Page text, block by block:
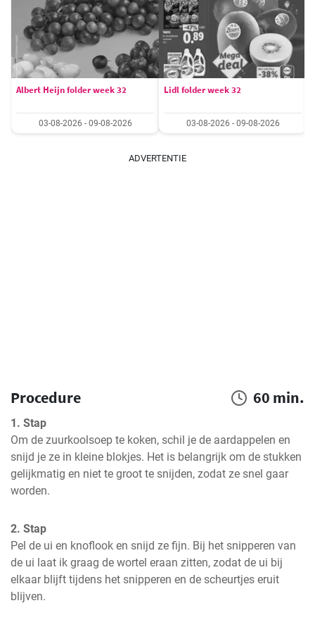
Albert Heijn folder week 32
03-08-2026 - 09-08-2026
Lidl folder week 32
03-08-2026 - 09-08-2026
ADVERTENTIE
Procedure 60 min.
1. Stap
Om de zuurkoolsoep te koken, schil je de aardappelen en
snijd je ze in kleine blokjes. Het is belangrijk om de stukken
gelijkmatig en niet te groot te snijden, zodat ze snel gaar
worden.
2. Stap
Pel de ui en knoflook en snijd ze fijn. Bij het snipperen van
de ui laat ik graag de wortel eraan zitten, zodat de ui bij
elkaar blijft tijdens het snipperen en de scheurtjes eruit
blijven.